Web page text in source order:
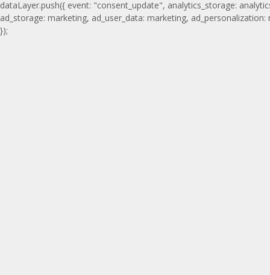
dataLayer.push({ event: "consent_update", analytics_storage:
ad_storage: marketing, ad_user_data: marketing, ad_personalization:
});